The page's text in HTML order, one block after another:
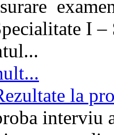
I
la
interviu